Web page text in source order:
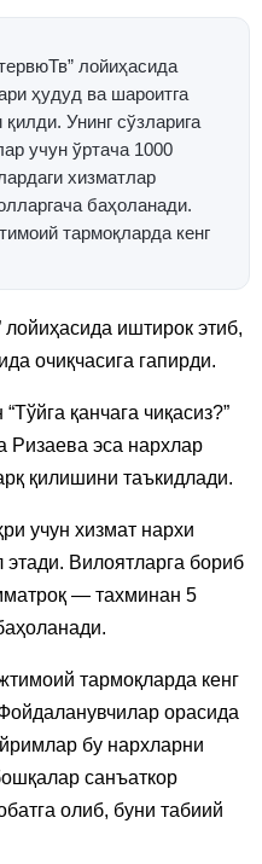
лойиҳасида
ҳудуд ва шароитга
Унинг сўзларига
учун ўртача 1000
хизматлар
баҳоланади.
тармоқларда кенг
лойиҳасида иштирок этиб,
очиқчасига гапирди.
қанчага чиқасиз?”
Ризаева эса нархлар
қилишини таъкидлади.
учун хизмат нархи
Вилоятларга бориб
— тахминан 5
тармоқларда кенг
орасида
бу нархларни
санъаткор
олиб, буни табиий